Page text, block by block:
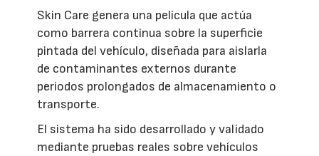
Skin Care genera una película que actúa
como barrera continua sobre la superficie
pintada del vehículo, diseñada para aislarla
de contaminantes externos durante
periodos prolongados de almacenamiento o
transporte.
El sistema ha sido desarrollado y validado
mediante pruebas reales sobre vehículos